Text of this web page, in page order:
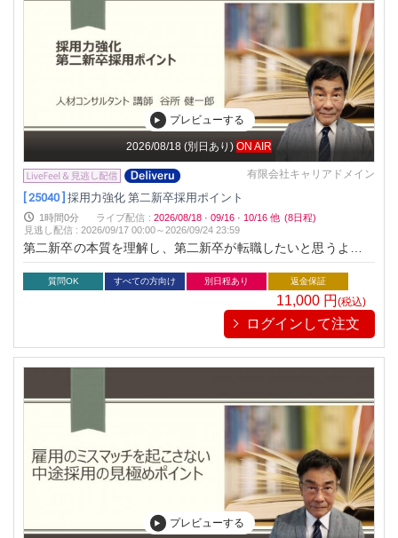
プレビューする
2026/08/18 (別日あり) ON AIR
有限会社キャリアドメイン
[ 25040 ] 採用力強化 第二新卒採用ポイント
1時間0分 ライブ配信 : 2026/08/18 · 09/16 · 10/16 他 (8日程)
見逃し配信 :2026/09/17 00:00～2026/09/24 23:59
第二新卒の本質を理解し、第二新卒が転職したいと思うような
求人戦略についてお伝えします。戦力になる第二新卒を採用し
て、採用力を強化してください。
質問OK すべての方向け 別日程あり 返金保証
11,000 円(税込)
ログインして注文
プレビューする